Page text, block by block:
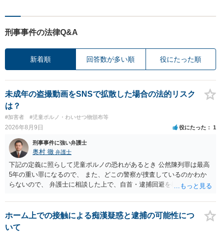
刑事事件の法律Q&A
新着順 回答数が多い順 役にたった順
未成年の盗撮動画をSNSで拡散した場合の法的リスク
は？
#加害者 #児童ポルノ・わいせつ物頒布等
2026年8月9日 役にたった 1
刑事事件に強い弁護士
奥村 徹 弁護士
下記の定義に照らして児童ポルノの恐れがあるとき 公然陳列罪は最高
5年の重い罪になるので、 また、どこの警察が捜査しているのかわか
らないので、 弁護士に相談した上で、自首・逮捕回避を検討して下さ
童の性的な部位（性器等若しくはその周辺部、臀でん部又は胸部をい
う。）が露出され又は強調されているものであり、かつ、性欲を興奮
させ又は刺激するもの
ホーム上での接触による痴漢疑惑と逮捕の可能性につ
いて